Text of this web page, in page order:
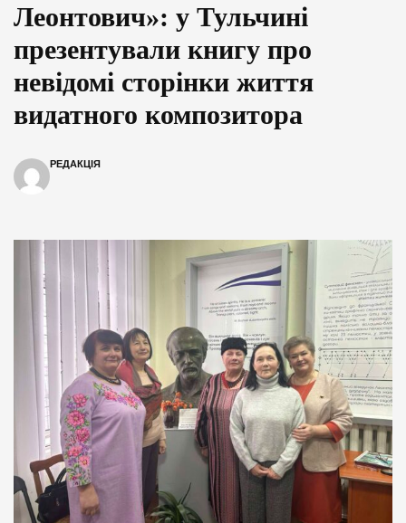
Леонтович»: у Тульчині
презентували книгу про
невідомі сторінки життя
видатного композитора
РЕДАКЦІЯ